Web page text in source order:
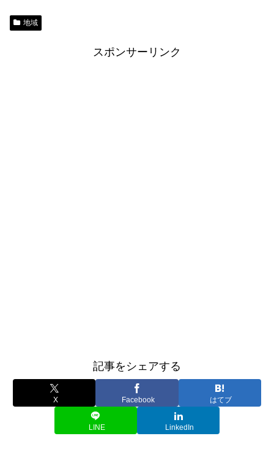
地域
スポンサーリンク
記事をシェアする
X Facebook はてブ
LINE LinkedIn